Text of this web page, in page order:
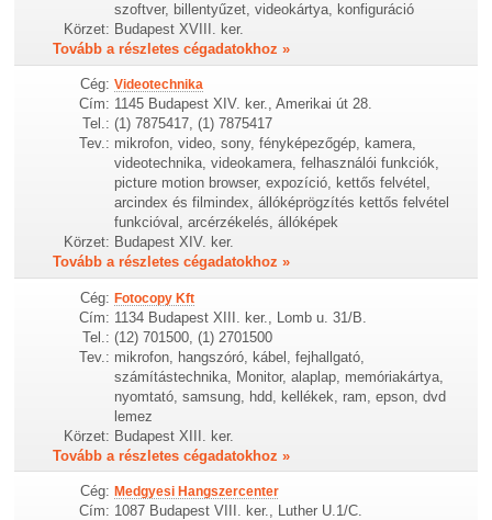
szoftver, billentyűzet, videokártya, konfiguráció
Körzet: Budapest XVIII. ker.
Tovább a részletes cégadatokhoz »
Cég: Videotechnika
Cím: 1145 Budapest XIV. ker., Amerikai út 28.
Tel.: (1) 7875417, (1) 7875417
Tev.: mikrofon, video, sony, fényképezőgép, kamera,
videotechnika, videokamera, felhasználói funkciók,
picture motion browser, expozíció, kettős felvétel,
arcindex és filmindex, állóképrögzítés kettős felvétel
funkcióval, arcérzékelés, állóképek
Körzet: Budapest XIV. ker.
Tovább a részletes cégadatokhoz »
Cég: Fotocopy Kft
Cím: 1134 Budapest XIII. ker., Lomb u. 31/B.
Tel.: (12) 701500, (1) 2701500
Tev.: mikrofon, hangszóró, kábel, fejhallgató,
számítástechnika, Monitor, alaplap, memóriakártya,
nyomtató, samsung, hdd, kellékek, ram, epson, dvd
lemez
Körzet: Budapest XIII. ker.
Tovább a részletes cégadatokhoz »
Cég: Medgyesi Hangszercenter
Cím: 1087 Budapest VIII. ker., Luther U.1/C.